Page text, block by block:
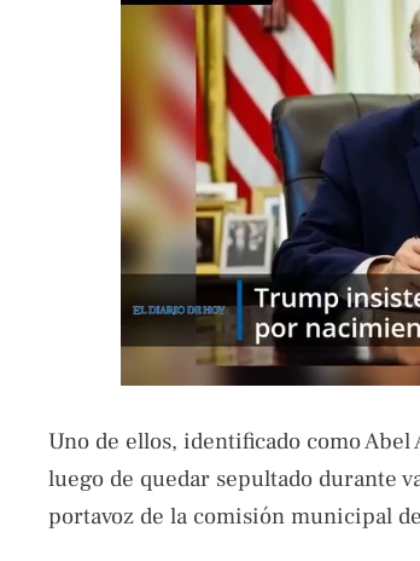
Uno de ellos, identificado como
luego de quedar sepultado durante
portavoz de la comisión municipal